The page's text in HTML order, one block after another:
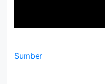
Sumber